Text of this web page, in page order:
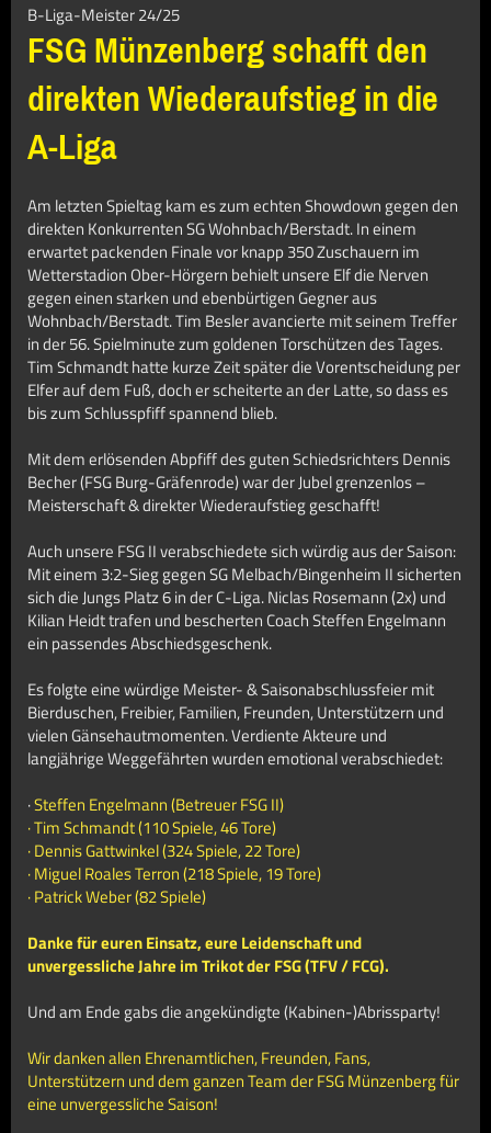
B-Liga-Meister 24/25
FSG Münzenberg schafft den
direkten Wiederaufstieg in die
A-Liga
Am letzten Spieltag kam es zum echten Showdown gegen den
direkten Konkurrenten SG Wohnbach/Berstadt. In einem
erwartet packenden Finale vor knapp 350 Zuschauern im
Wetterstadion Ober-Hörgern behielt unsere Elf die Nerven
gegen einen starken und ebenbürtigen Gegner aus
Wohnbach/Berstadt. Tim Besler avancierte mit seinem Treffer
in der 56. Spielminute zum goldenen Torschützen des Tages.
Tim Schmandt hatte kurze Zeit später die Vorentscheidung per
Elfer auf dem Fuß, doch er scheiterte an der Latte, so dass es
bis zum Schlusspfiff spannend blieb.
Mit dem erlösenden Abpfiff des guten Schiedsrichters Dennis
Becher (FSG Burg-Gräfenrode) war der Jubel grenzenlos –
Meisterschaft & direkter Wiederaufstieg geschafft!
Auch unsere FSG II verabschiedete sich würdig aus der Saison:
Mit einem 3:2-Sieg gegen SG Melbach/Bingenheim II sicherten
sich die Jungs Platz 6 in der C-Liga. Niclas Rosemann (2x) und
Kilian Heidt trafen und bescherten Coach Steffen Engelmann
ein passendes Abschiedsgeschenk.
Es folgte eine würdige Meister- & Saisonabschlussfeier mit
Bierduschen, Freibier, Familien, Freunden, Unterstützern und
vielen Gänsehautmomenten.Verdiente Akteure und
langjährige Weggefährten wurden emotional verabschiedet:
·Steffen Engelmann (Betreuer FSG II)
· Tim Schmandt (110 Spiele, 46 Tore)
· Dennis Gattwinkel (324 Spiele, 22 Tore)
· Miguel Roales Terron (218 Spiele, 19 Tore)
· Patrick Weber (82 Spiele)
Danke für euren Einsatz, eure Leidenschaft und
unvergessliche Jahre im Trikot der FSG (TFV / FCG).
Und am Ende gabs die angekündigte (Kabinen-)Abrissparty!
Wir danken allen Ehrenamtlichen, Freunden, Fans,
Unterstützern und dem ganzen Team der FSG Münzenberg für
eine unvergessliche Saison!